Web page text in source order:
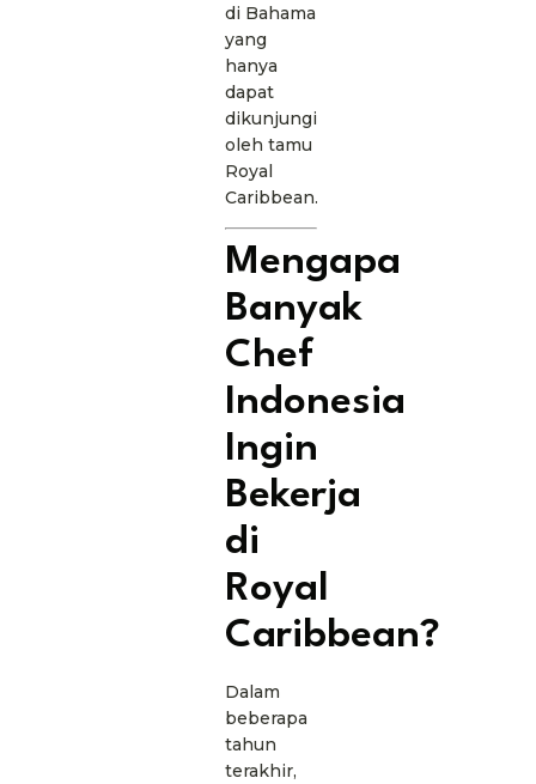
di Bahama
yang
hanya
dapat
dikunjungi
oleh tamu
Royal
Caribbean.
Mengapa
Banyak
Chef
Indonesia
Ingin
Bekerja
di
Royal
Caribbean?
Dalam
beberapa
tahun
terakhir,